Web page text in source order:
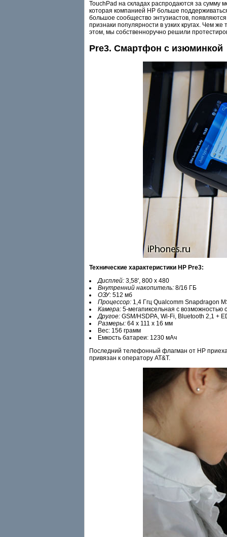
TouchPad на складах распродаются за сумму
которая компанией HP больше
большое сообщество энтузиастов,
признаки популярности в узких кругах. Чем
этом, мы собственноручно решили
Pre3. Смартфон с изюминкой
Технические характеристики HP Pre3:
Дисплей: 3,58', 800 x 480
Внутренний накопитель: 8/16 ГБ
ОЗУ: 512 мб
Процессор: 1,4 Ггц Qualcomm Snapdragon
Камера: 5-мегапиксельная с
Другое: GSM/HSDPA, Wi-Fi, Bluetooth 2,1 +
Размеры: 64 x 111 x 16 мм
Вес: 156 грамм
Емкость батареи: 1230 мАч
Последний телефонный флагман от HP
привязан к оператору AT&T.